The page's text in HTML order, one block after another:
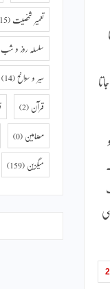
تعمیر شخصیت (115)
سلسلہ روز و شب
سیر و سوانح(14)
قرآن (2)
مضامین (0)
میگزین (159)